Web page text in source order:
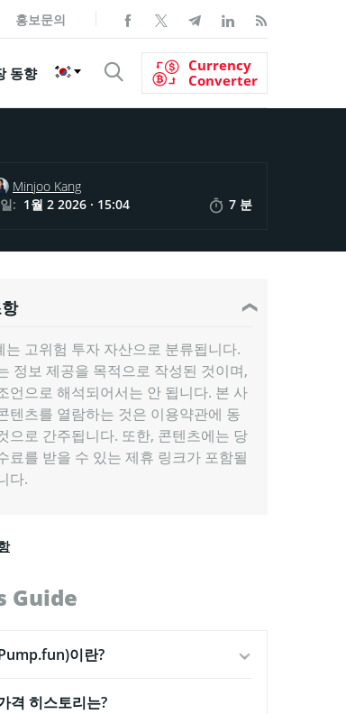
홍보문의
동향
Currency
Converter
Minjoo Kang
: 1월 2 2026 · 15:04 7 분
는 고위험 투자 자산으로 분류됩니다.
정보 제공을 목적으로 작성된 것이며,
언으로 해석되어서는 안 됩니다. 본 사
텐츠를 열람하는 것은 이용약관에 동
으로 간주됩니다. 또한, 콘텐츠에는 당
료를 받을 수 있는 제휴 링크가 포함될
다.
Guide
이란?
격 히스토리는?